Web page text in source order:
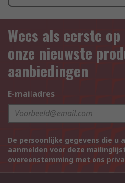
Wees als eerste
onze nieuwste
aanbiedingen
E-mailadres
De persoonlijke gegevens die u
aanmelden voor deze
overeenstemming met ons